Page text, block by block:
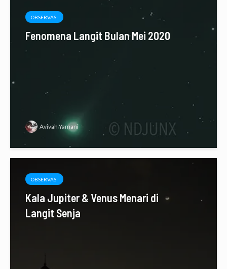
OBSERVASI
Fenomena Langit Bulan Mei 2020
Avivah Yamani
OBSERVASI
Kala Jupiter & Venus Menari di
Langit Senja